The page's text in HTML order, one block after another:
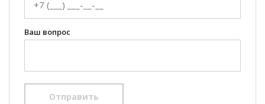
Ваш вопрос
Отправить